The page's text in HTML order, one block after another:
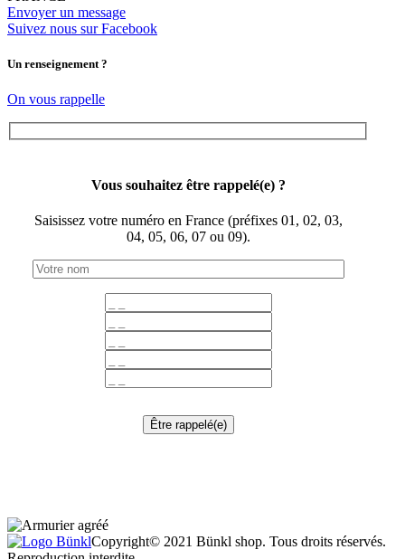
Envoyer un message
Suivez nous sur Facebook
Un renseignement ?
On vous rappelle
Vous souhaitez être rappelé(e) ?
Saisissez votre numéro en France (préfixes 01, 02, 03,
04, 05, 06, 07 ou 09).
Être rappelé(e)
Copyright© 2021 Bünkl shop. Tous droits réservés.